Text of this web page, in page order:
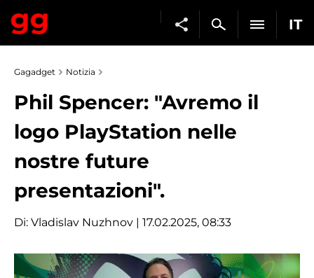
IT
Gagadget Notizia
Phil Spencer: "Avremo il
logo PlayStation nelle
nostre future
presentazioni".
Di: Vladislav Nuzhnov | 17.02.2025, 08:33